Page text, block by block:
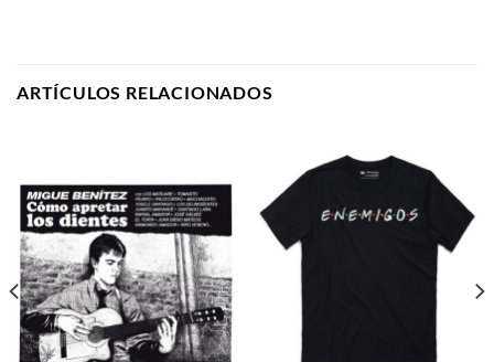
ARTÍCULOS RELACIONADOS